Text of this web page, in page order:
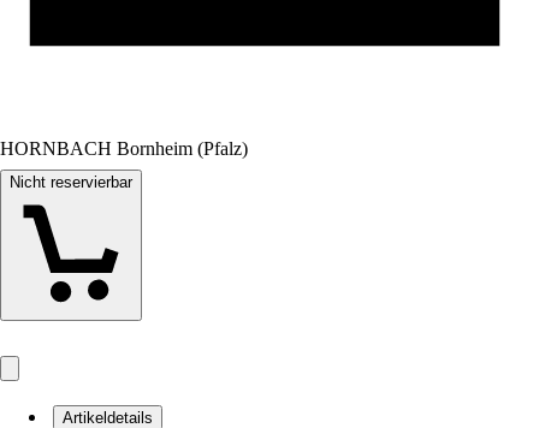
HORNBACH Bornheim (Pfalz)
Nicht reservierbar
Artikeldetails